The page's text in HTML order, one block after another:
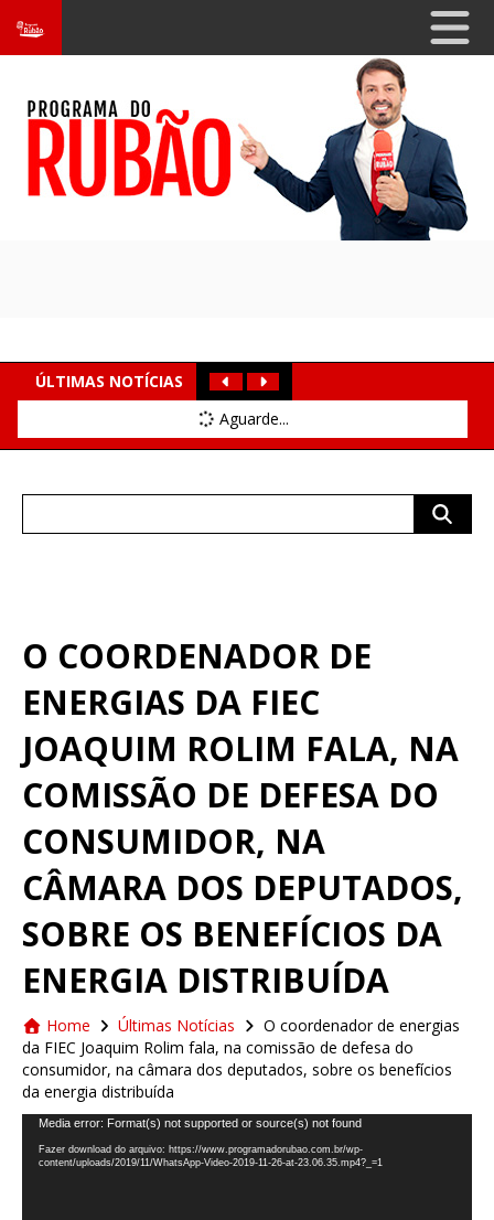
ÚLTIMAS NOTÍCIAS
Aguarde...
O COORDENADOR DE
ENERGIAS DA FIEC
JOAQUIM ROLIM FALA, NA
COMISSÃO DE DEFESA DO
CONSUMIDOR, NA
CÂMARA DOS DEPUTADOS,
SOBRE OS BENEFÍCIOS DA
ENERGIA DISTRIBUÍDA
Home Últimas Notícias
O coordenador de energias
da FIEC Joaquim Rolim fala, na comissão de defesa do
consumidor, na câmara dos deputados, sobre os benefícios
da energia distribuída
Tocador
vídeo
Media error: Format(s) not supported or source(s) not found
Fazer download do arquivo: https://www.programadorubao.com.br/wp-
content/uploads/2019/11/WhatsApp-Video-2019-11-26-at-23.06.35.mp4?_=1